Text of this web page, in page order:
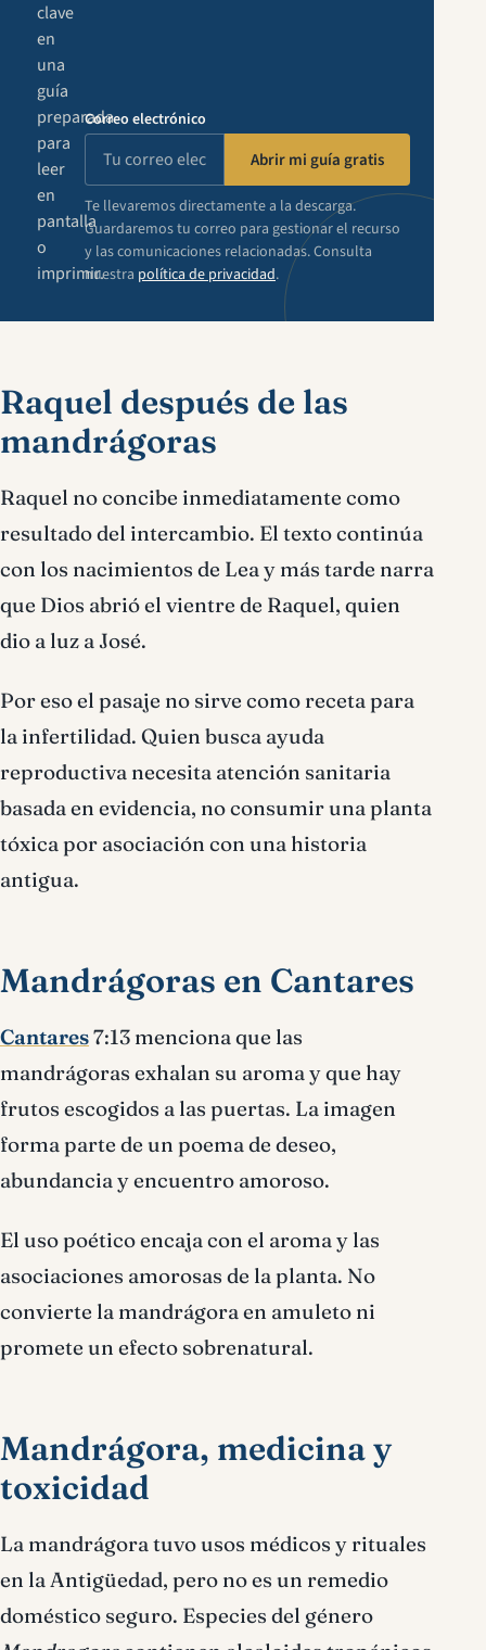
clave
en
una
guía
preparada
para
leer
en
pantalla
o
imprimir.
Correo electrónico
Abrir mi guía gratis
Te llevaremos directamente a la descarga.
Guardaremos tu correo para gestionar el recurso
y las comunicaciones relacionadas. Consulta
nuestra política de privacidad.
Raquel después de las
mandrágoras
Raquel no concibe inmediatamente como
resultado del intercambio. El texto continúa
con los nacimientos de Lea y más tarde narra
que Dios abrió el vientre de Raquel, quien
dio a luz a José.
Por eso el pasaje no sirve como receta para
la infertilidad. Quien busca ayuda
reproductiva necesita atención sanitaria
basada en evidencia, no consumir una planta
tóxica por asociación con una historia
antigua.
Mandrágoras en Cantares
Cantares7:13 menciona que las
mandrágoras exhalan su aroma y que hay
frutos escogidos a las puertas. La imagen
forma parte de un poema de deseo,
abundancia y encuentro amoroso.
El uso poético encaja con el aroma y las
asociaciones amorosas de la planta. No
convierte la mandrágora en amuleto ni
promete un efecto sobrenatural.
Mandrágora, medicina y
toxicidad
La mandrágora tuvo usos médicos y rituales
en la Antigüedad, pero no es un remedio
doméstico seguro. Especies del género